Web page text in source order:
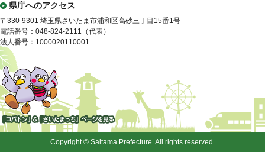
県庁へのアクセス
〒330-9301 埼玉県さいたま市浦和区高砂三丁目15番1号
電話番号：048-824-2111（代表）
法人番号：1000020110001
「コバトン」&「さいたまっ
Copyright © Saitama Prefecture. All rights reserved.